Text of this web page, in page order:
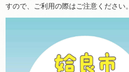
すので、ご利用の際はご注意ください。